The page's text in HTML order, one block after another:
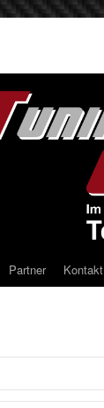
Partner Kontakt